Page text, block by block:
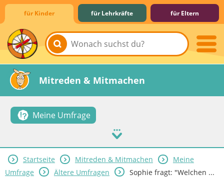
für Kinder für Lehrkräfte für Eltern
Lernen & Schule
Hobby & Freizeit
Spiel & Spaß
Mitreden & Mitmachen
Meine Umfrage
Startseite Mitreden & Mitmachen
Meine
Umfrage
Ältere Umfragen Sophie fragt: "Welchen ...